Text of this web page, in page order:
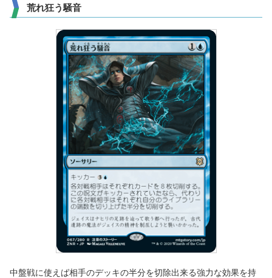
荒れ狂う騒音
中盤戦に使えば相手のデッキの半分を切除出来る強力な効果を持